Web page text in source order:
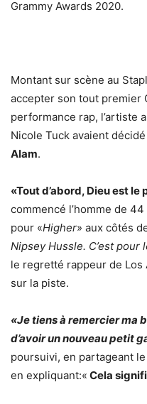
Grammy Awards 2020.
Montant sur scène au
accepter son tout premier
performance rap, l’artiste
Nicole Tuck avaient
Alam.
«Tout d’abord, Dieu est
commencé l’homme de
pour «Higher» aux côtés
Nipsey Hussle. C’est pour
le regretté rappeur de
sur la piste.
«Je tiens à remercier ma
d’avoir un nouveau petit
poursuivi, en partageant
en expliquant:« Cela